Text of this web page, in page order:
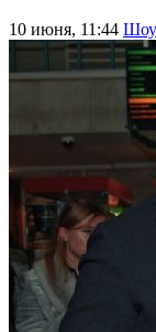
10 июня, 11:44